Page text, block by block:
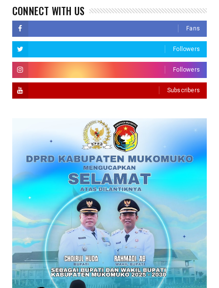
CONNECT WITH US
Fans
Followers
Followers
Subscribers